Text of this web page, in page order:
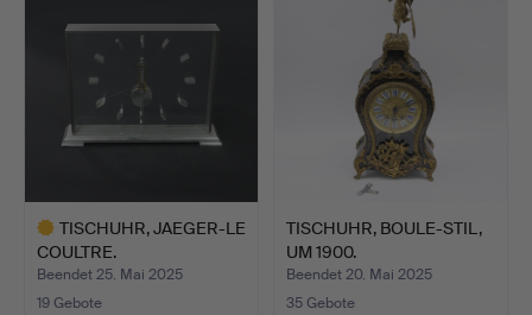
TISCHUHR, JAEGER-LE
COULTRE.
Beendet 25. Mai 2025
19 Gebote
TISCHUHR, BOULE-STIL,
UM 1900.
Beendet 20. Mai 2025
35 Gebote